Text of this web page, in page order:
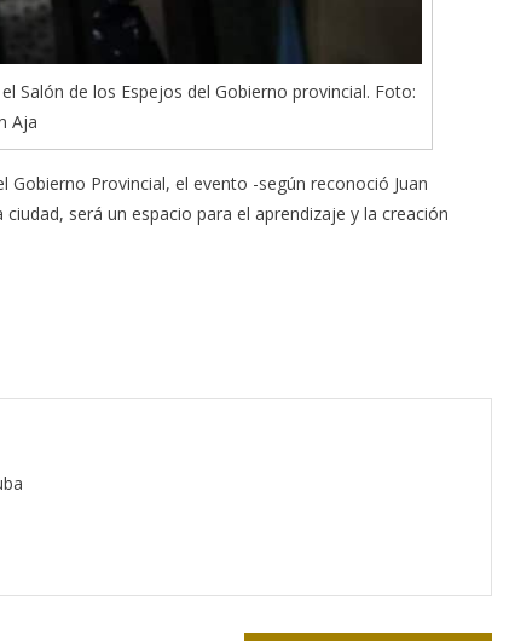
Salón de los Espejos del Gobierno provincial. Foto:
Aja
Provincial, el evento -según reconoció Juan
será un espacio para el aprendizaje y la creación